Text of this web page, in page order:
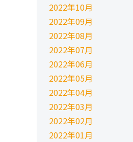
2022年10月
2022年09月
2022年08月
2022年07月
2022年06月
2022年05月
2022年04月
2022年03月
2022年02月
2022年01月